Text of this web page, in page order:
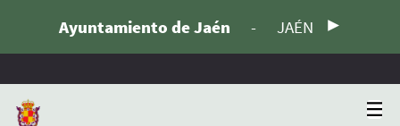
Ayuntamiento de Jaén - JAÉN